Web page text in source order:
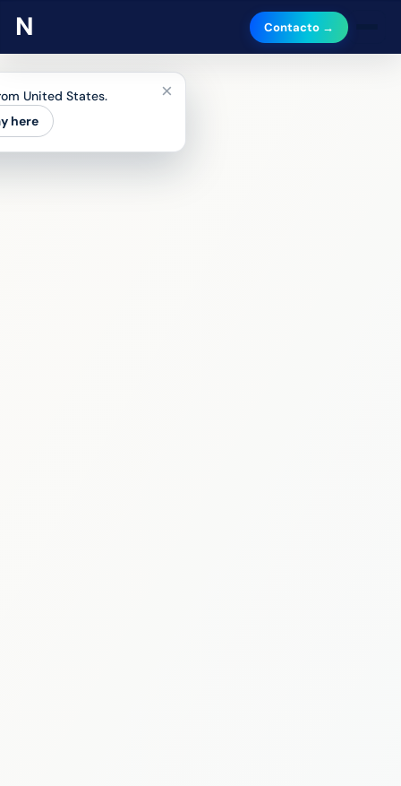
Contacto →
United States.
here
×